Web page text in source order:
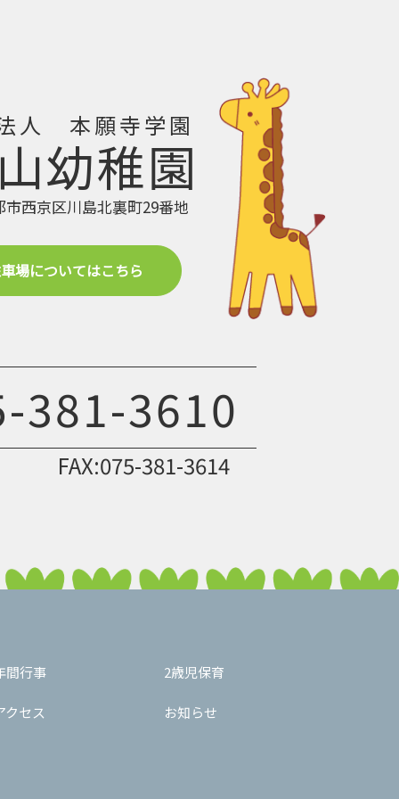
人 本願寺学園
幼稚園
市西京区川島北裏町29番地
場についてはこちら
381-3610
FAX:075-381-3614
間行事 2歳児保育
クセス お知らせ